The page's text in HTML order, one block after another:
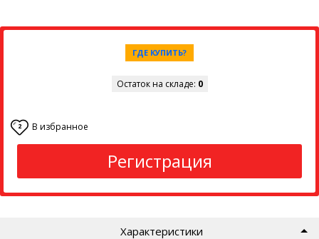
ГДЕ КУПИТЬ?
Остаток на складе: 0
2 В избранное
Регистрация
Характеристики